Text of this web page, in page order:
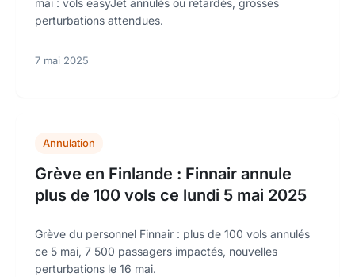
perturbations attendues.
7 mai 2025
Annulation
Grève en Finlande : Finnair annule
plus de 100 vols ce lundi 5 mai 2025
Grève du personnel Finnair : plus de 100 vols annulés
ce 5 mai, 7 500 passagers impactés, nouvelles
perturbations le 16 mai.